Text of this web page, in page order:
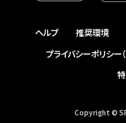
ヘルプ 推奨環境
プライバシーポリシー
Copyright ©